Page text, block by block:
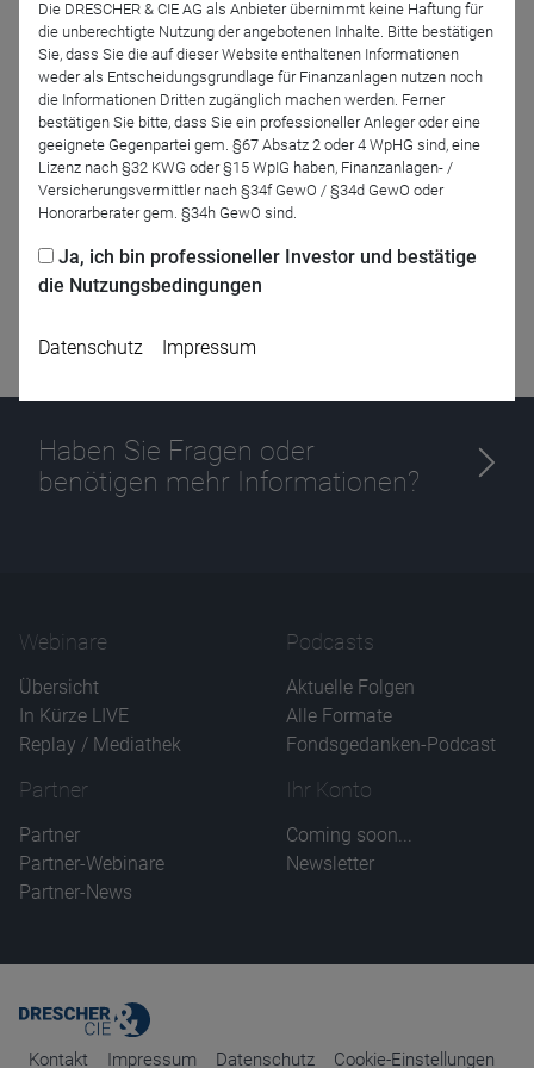
Zurück
Haben Sie Fragen oder
benötigen mehr Informationen?
Webinare
Übersicht
In Kürze LIVE
Replay / Mediathek
Podcasts
Aktuelle Folgen
Alle Formate
Fondsgedanken-Podcast
Partner
Partner
Partner-Webinare
Partner-News
Ihr Konto
Coming soon...
Newsletter
Kontakt Impressum Datenschutz Cookie-Einstellungen
Die DRESCHER & CIE AG als Anbieter übernimmt keine Haftung für
die unberechtigte Nutzung der angebotenen Inhalte. Bitte bestätigen
Sie, dass Sie die auf dieser Website enthaltenen Informationen
weder als Entscheidungsgrundlage für Finanzanlagen nutzen noch
die Informationen Dritten zugänglich machen werden. Ferner
bestätigen Sie bitte, dass Sie ein professioneller Anleger oder eine
geeignete Gegenpartei gem. §67 Absatz 2 oder 4 WpHG sind, eine
Lizenz nach §32 KWG oder §15 WpIG haben, Finanzanlagen- /
Versicherungsvermittler nach §34f GewO / §34d GewO oder
Honorarberater gem. §34h GewO sind.
Ja, ich bin professioneller Investor und bestätige
die Nutzungsbedingungen
Datenschutz Impressum
Ablauf